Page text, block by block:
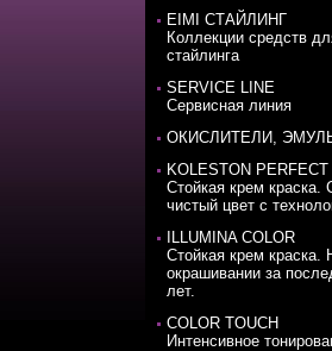
EIMI СТАЙЛИНГ
Коллекции средств
стайлинга
SERVICE LINE
Сервисная линия
ОКИСЛИТЕЛИ,
KOLESTON PERFECT
Стойкая крем краска.
чистый цвет с
ILLUMINA COLOR
Стойкая крем краска.
окрашивании за
лет.
COLOR TOUCH
Интенсивное